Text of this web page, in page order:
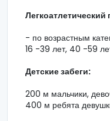
Легкоатлетический
- по возрастным
16 -39 лет, 40 -59
Детские забеги:
200 м мальчики,
400 м ребята